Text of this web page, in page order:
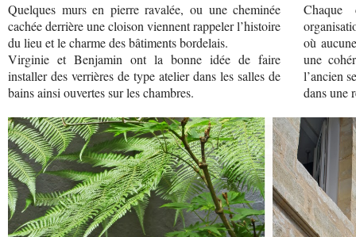
Quelques murs en pierre ravalée, ou une cheminée
cachée derrière une cloison viennent rappeler l’histoire
du lieu et le charme des bâtiments bordelais.
Virginie et Benjamin ont la bonne idée de faire
installer des verrières de type atelier dans les salles de
bains ainsi ouvertes sur les chambres.
où
une
l’ancien
dans une